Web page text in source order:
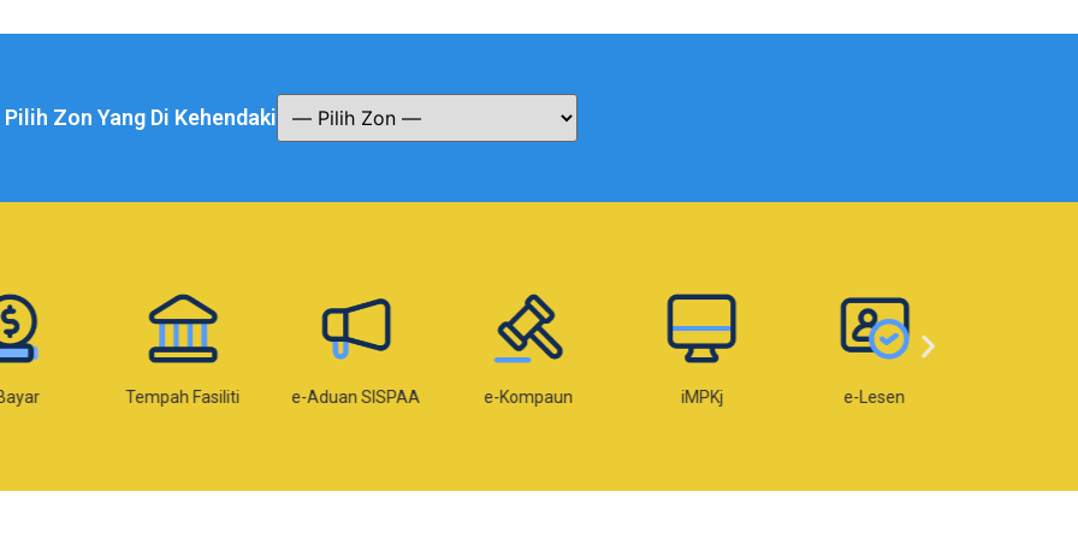
Pilih Zon Yang Di Kehendaki
Tempah Fasiliti e-Aduan SISPAA e-Kompaun iMPKj e-Lesen